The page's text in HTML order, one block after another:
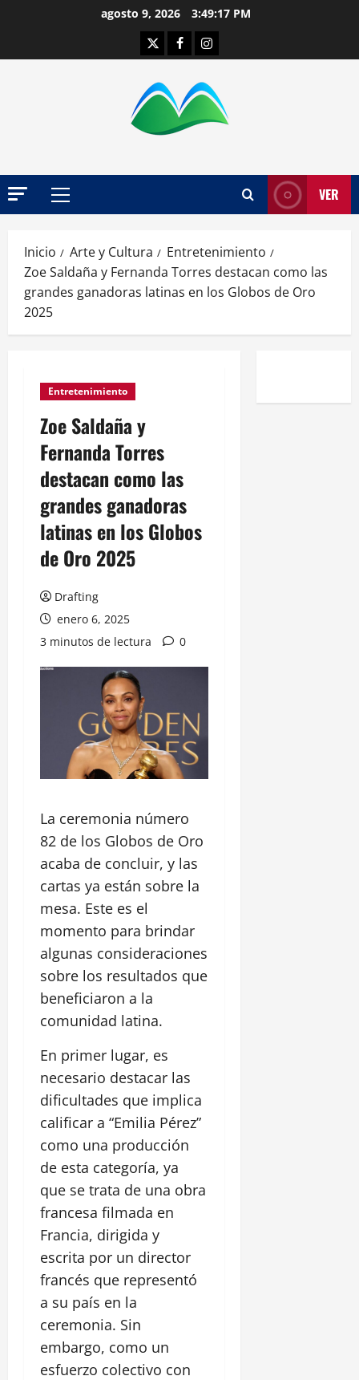
agosto 9, 2026 3:49:18 PM
TwitterFacebookInstagram
Menú
VER
Inicio Arte y Cultura
Entretenimiento
Zoe Saldaña y Fernanda Torres destacan como las
grandes ganadoras latinas en los Globos de Oro
2025
Entretenimiento
Zoe Saldaña y
Fernanda Torres
destacan como las
grandes ganadoras
latinas en los Globos
de Oro 2025
Drafting
enero 6, 2025
3 minutos de lectura
0
La ceremonia número
82 de los Globos de Oro
acaba de concluir, y las
cartas ya están sobre la
mesa. Este es el
momento para brindar
algunas consideraciones
sobre los resultados que
beneficiaron a la
comunidad latina.
En primer lugar, es
necesario destacar las
dificultades que implica
calificar a “Emilia Pérez”
como una producción
de esta categoría, ya
que se trata de una obra
francesa filmada en
Francia, dirigida y
escrita por un director
francés que representó
a su país en la
ceremonia. Sin
embargo, como un
esfuerzo colectivo con